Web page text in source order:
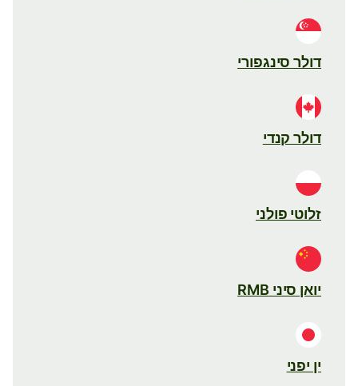
דולר סינגפורי
דולר קנדי
זלוטי פולני
יואן סיני RMB
ין יפני